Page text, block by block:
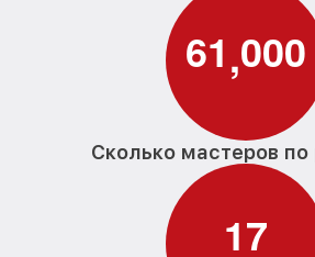
61,000
Сколько мастеров
17